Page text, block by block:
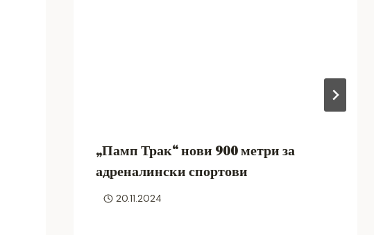
„Памп Трак“ нови 900 метри за
адреналински спортови
20.11.2024